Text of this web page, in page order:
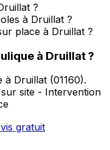
?
à Druillat ?
place à Druillat ?
à Druillat?
à Druillat (01160).
site - Intervention
gratuit